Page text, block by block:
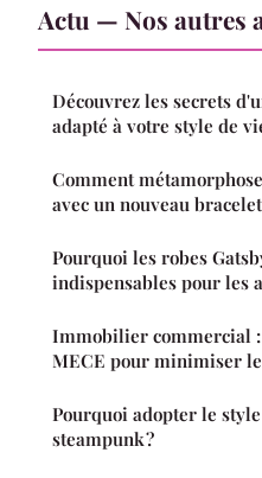
Actu — Nos autres
Découvrez les secrets
adapté à votre style de
Comment
avec un nouveau bracelet
Pourquoi les robes
indispensables pour les
Immobilier commercial :
MECE pour minimiser
Pourquoi adopter le
steampunk ?